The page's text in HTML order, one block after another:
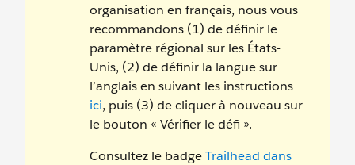
organisation en français, nous vous
recommandons (1) de définir le
paramètre régional sur les États-
Unis, (2) de définir la langue sur
l’anglais en suivant les instructions
ici, puis (3) de cliquer à nouveau sur
le bouton « Vérifier le défi ».
Consultez le badgeTrailhead dans